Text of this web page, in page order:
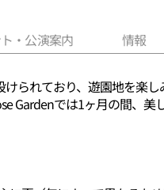
・公演案内 情報
られており、遊園地を楽
Gardenでは1ヶ月の間、美